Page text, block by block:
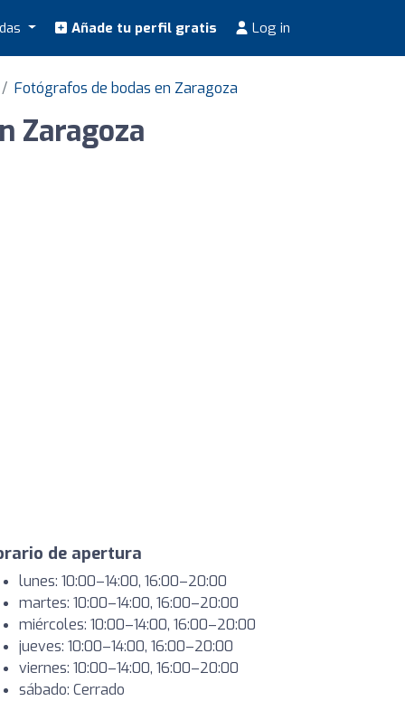
Añade tu perfil gratis Log in
Fotógrafos de bodas en Zaragoza
Zaragoza
de apertura
lunes: 10:00–14:00, 16:00–20:00
martes: 10:00–14:00, 16:00–20:00
miércoles: 10:00–14:00, 16:00–20:00
jueves: 10:00–14:00, 16:00–20:00
viernes: 10:00–14:00, 16:00–20:00
sábado: Cerrado